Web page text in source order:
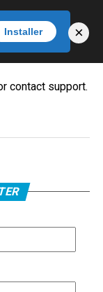
contact support.
Installer ×